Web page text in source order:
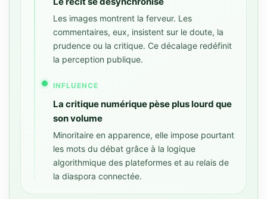
Les images montrent la ferveur. Les
commentaires, eux, insistent sur le doute, la
prudence ou la critique. Ce décalage redéfinit
la perception publique.
INFLUENCE
La critique numérique pèse plus lourd que
son volume
Minoritaire en apparence, elle impose pourtant
les mots du débat grâce à la logique
algorithmique des plateformes et au relais de
la diaspora connectée.